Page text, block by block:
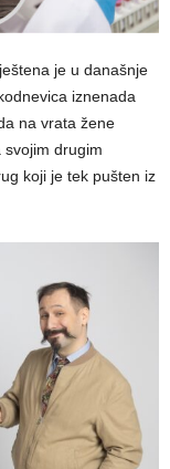
je u današnje
iznenada
na vrata žene
drugim
koji je tek pušten iz